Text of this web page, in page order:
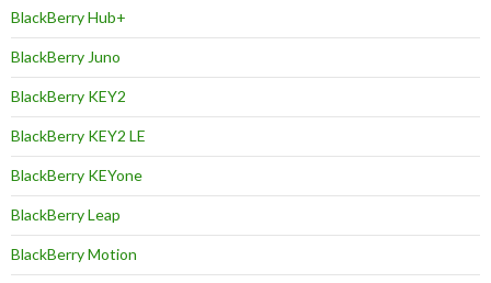
BlackBerry Hub+
BlackBerry Juno
BlackBerry KEY2
BlackBerry KEY2 LE
BlackBerry KEYone
BlackBerry Leap
BlackBerry Motion